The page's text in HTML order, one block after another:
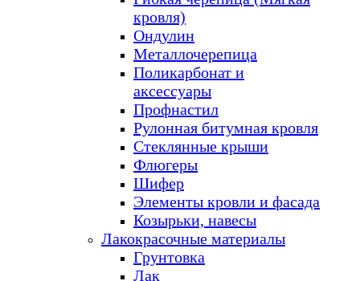
кровля)
Ондулин
Металлочерепица
Поликарбонат и
аксессуары
Профнастил
Рулонная битумная кровля
Стеклянные крыши
Флюгеры
Шифер
Элементы кровли и фасада
Козырьки, навесы
Лакокрасочные материалы
Грунтовка
Лак